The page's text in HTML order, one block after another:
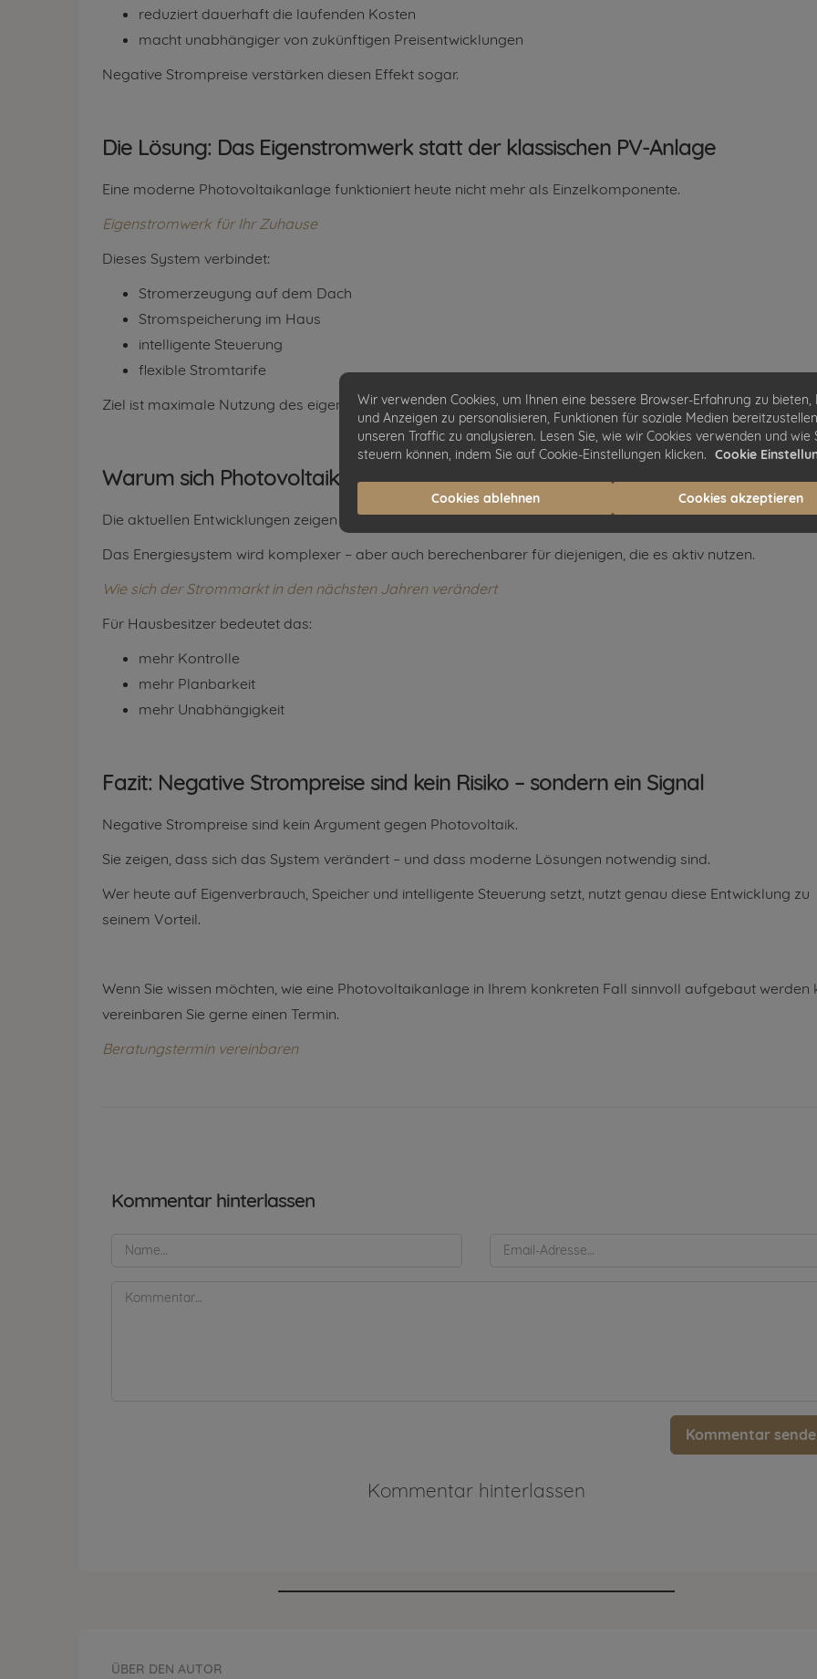
reduziert dauerhaft die laufenden Kosten
macht unabhängiger von zukünftigen Preisentwicklungen
Negative Strompreise verstärken diesen Effekt sogar.
Die Lösung: Das Eigenstromwerk statt der klassischen PV-Anlage
Eine moderne Photovoltaikanlage funktioniert heute nicht mehr als Einzelkomponente.
Eigenstromwerk für Ihr Zuhause
Dieses System verbindet:
Stromerzeugung auf dem Dach
Stromspeicherung im Haus
intelligente Steuerung
flexible Stromtarife
Ziel ist maximale Nutzung des eigenen Stroms.
Warum sich Photovoltaik gerade jetzt lohnt
Die aktuellen Entwicklungen zeigen vor allem eines:
Das Energiesystem wird komplexer – aber auch berechenbarer für diejenigen, die es aktiv nutzen.
Wie sich der Strommarkt in den nächsten Jahren verändert
Für Hausbesitzer bedeutet das:
mehr Kontrolle
mehr Planbarkeit
mehr Unabhängigkeit
Fazit: Negative Strompreise sind kein Risiko – sondern ein Signal
Negative Strompreise sind kein Argument gegen Photovoltaik.
Sie zeigen, dass sich das System verändert – und dass moderne Lösungen notwendig sind.
Wer heute auf Eigenverbrauch, Speicher und intelligente Steuerung setzt, nutzt genau diese Entwicklung zu
seinem Vorteil.
Wenn Sie wissen möchten, wie eine Photovoltaikanlage in Ihrem konkreten Fall sinnvoll aufgebaut werden
vereinbaren Sie gerne einen Termin.
Beratungstermin vereinbaren
Kommentar hinterlassen
Kommentar
Kommentar hinterlassen
ÜBER DEN AUTOR
Wir verwenden Cookies, um Ihnen eine bessere Browser-Erfahrung zu bieten,
und Anzeigen zu personalisieren, Funktionen für soziale Medien
unseren Traffic zu analysieren. Lesen Sie, wie wir Cookies verwenden und wie
steuern können, indem Sie auf Cookie-Einstellungen klicken. Cookie
Cookies ablehnen Cookies akzeptieren